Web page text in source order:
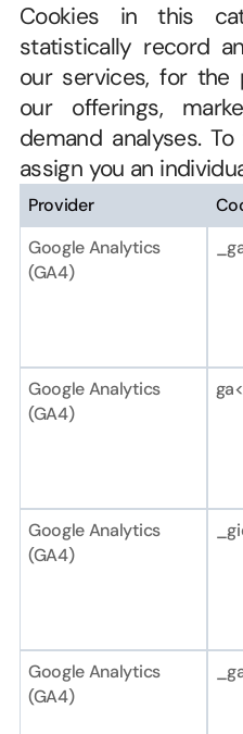
Cookies in this
statistically record
our services, for the
our offerings,
demand analyses.
assign you an
Provider
Google Analytics
(GA4)
Google Analytics
(GA4)
Google Analytics
(GA4)
Google Analytics
(GA4)